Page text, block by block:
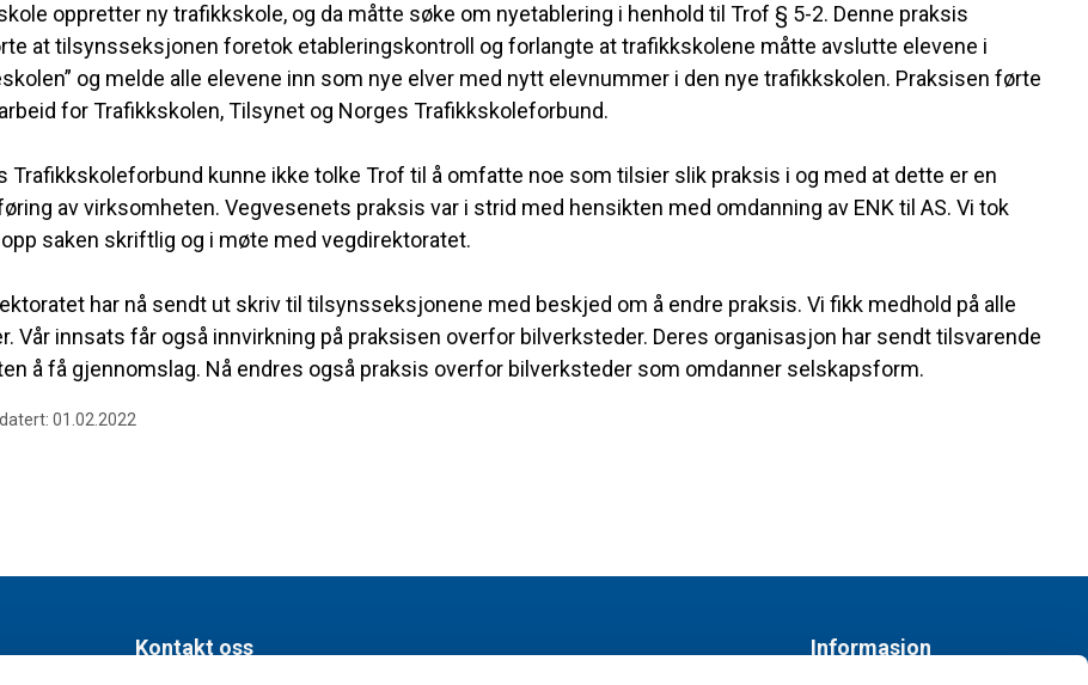
oppretter ny trafikkskole, og da måtte søke om nyetablering i henhold til Trof § 5-2. Denne praksis
at tilsynsseksjonen foretok etableringskontroll og forlangte at trafikkskolene måtte avslutte elevene i
og melde alle elevene inn som nye elver med nytt elevnummer i den nye trafikkskolen. Praksisen førte
for Trafikkskolen, Tilsynet og Norges Trafikkskoleforbund.
Trafikkskoleforbund kunne ikke tolke Trof til å omfatte noe som tilsier slik praksis i og med at dette er en
av virksomheten. Vegvesenets praksis var i strid med hensikten med omdanning av ENK til AS. Vi tok
saken skriftlig og i møte med vegdirektoratet.
har nå sendt ut skriv til tilsynsseksjonene med beskjed om å endre praksis. Vi fikk medhold på alle
Vår innsats får også innvirkning på praksisen overfor bilverksteder. Deres organisasjon har sendt tilsvarende
å få gjennomslag. Nå endres også praksis overfor bilverksteder som omdanner selskapsform.
01.02.2022
Kontakt oss Informasjon